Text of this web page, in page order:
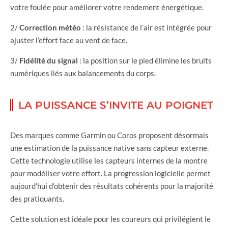
votre foulée pour améliorer votre rendement énergétique.
2/Correction météo : la résistance de l’air est intégrée pour
ajuster l’effort face au vent de face.
3/ Fidélité du signal : la position sur le pied élimine les bruits
numériques liés aux balancements du corps.
LA PUISSANCE S’INVITE AU POIGNET
Des marques comme Garmin ou Coros proposent désormais
une estimation de la puissance native sans capteur externe.
Cette technologie utilise les capteurs internes de la montre
pour modéliser votre effort. La progression logicielle permet
aujourd’hui d’obtenir des résultats cohérents pour la majorité
des pratiquants.
Cette solution est idéale pour les coureurs qui privilégient le